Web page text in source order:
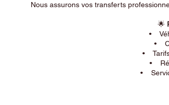
Nous assurons vos transferts
🌟
•
•
• Tarifs
•
•